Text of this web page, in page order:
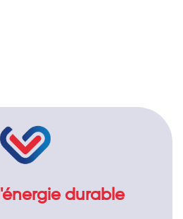
l'énergie durable